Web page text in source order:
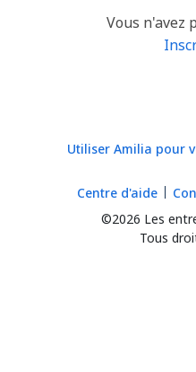
Vous n'avez
Utiliser Amilia pour
©2026 Les
Tous
Centre d'aide